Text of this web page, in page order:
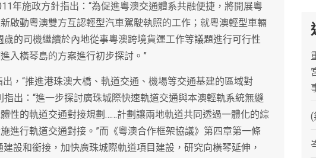
年施政方針指出：“為促進粵澳交通體系共融便捷，將開展粵
啟動粵澳雙方互認輕型汽車駕駛執照的工作；就粵澳輕型車輛
的司機繼續於內地從事粵澳跨境貨運工作等議題進行可行性
入橫琴島的方案進行初步探討。”
，“推進港珠澳大橋、軌道交通、機場等交通基建的區域對
出：“進一步探討廣珠城際快速軌道交通與本澳輕軌系統無縫
性的軌道交通對接規劃……計劃讓兩地軌道共同透過一體化的綜
進行軌道交通對接。”而《粵澳合作框架協議》第四章第一條
設和銜接，加快廣珠城際軌道項目建設，研究向橫琴延伸，
(